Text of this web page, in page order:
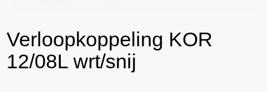
Verloopkoppeling KOR
12/08L wrt/snij